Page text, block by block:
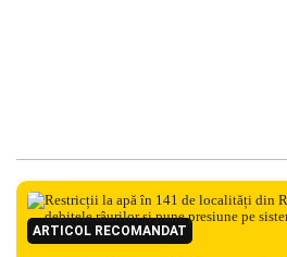
ARTICOL RECOMANDAT